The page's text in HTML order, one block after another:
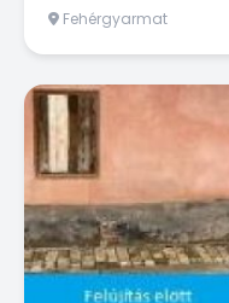
Fehérgyarmat